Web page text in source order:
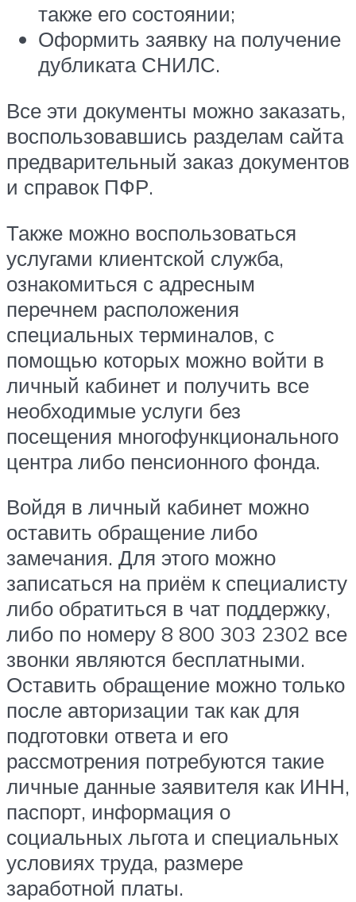
также его состоянии;
Оформить заявку на получение
дубликата СНИЛС.
Все эти документы можно заказать,
воспользовавшись разделам сайта
предварительный заказ документов
и справок ПФР.
Также можно воспользоваться
услугами клиентской служба,
ознакомиться с адресным
перечнем расположения
специальных терминалов, с
помощью которых можно войти в
личный кабинет и получить все
необходимые услуги без
посещения многофункционального
центра либо пенсионного фонда.
Войдя в личный кабинет можно
оставить обращение либо
замечания. Для этого можно
записаться на приём к специалисту
либо обратиться в чат поддержку,
либо по номеру 8 800 303 2302 все
звонки являются бесплатными.
Оставить обращение можно только
после авторизации так как для
подготовки ответа и его
рассмотрения потребуются такие
личные данные заявителя как ИНН,
паспорт, информация о
социальных льгота и специальных
условиях труда, размере
заработной платы.